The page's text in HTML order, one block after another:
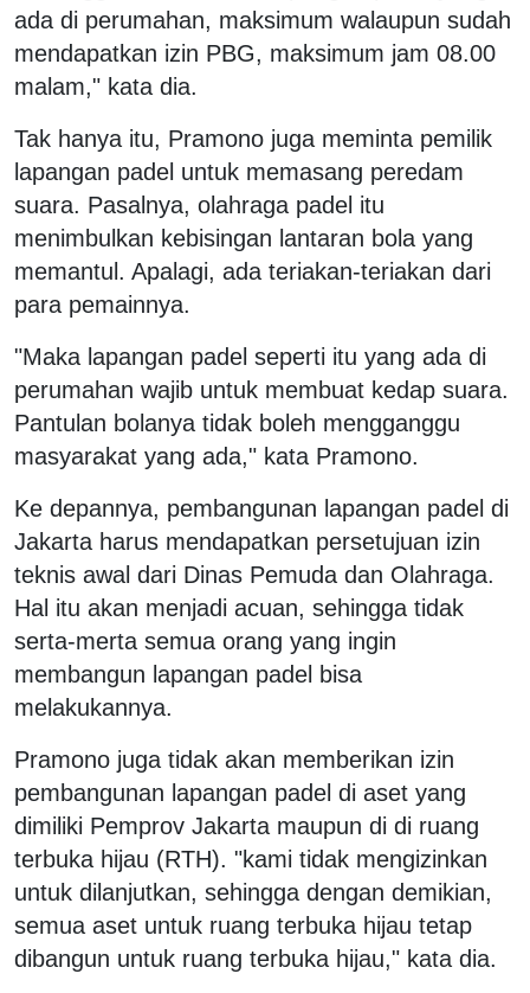
ada di perumahan, maksimum walaupun sudah
mendapatkan izin PBG, maksimum jam 08.00
malam," kata dia.
Tak hanya itu, Pramono juga meminta pemilik
lapangan padel untuk memasang peredam
suara. Pasalnya, olahraga padel itu
menimbulkan kebisingan lantaran bola yang
memantul. Apalagi, ada teriakan-teriakan dari
para pemainnya.
"Maka lapangan padel seperti itu yang ada di
perumahan wajib untuk membuat kedap suara.
Pantulan bolanya tidak boleh mengganggu
masyarakat yang ada," kata Pramono.
Ke depannya, pembangunan lapangan padel di
Jakarta harus mendapatkan persetujuan izin
teknis awal dari Dinas Pemuda dan Olahraga.
Hal itu akan menjadi acuan, sehingga tidak
serta-merta semua orang yang ingin
membangun lapangan padel bisa
melakukannya.
Pramono juga tidak akan memberikan izin
pembangunan lapangan padel di aset yang
dimiliki Pemprov Jakarta maupun di di ruang
terbuka hijau (RTH). "kami tidak mengizinkan
untuk dilanjutkan, sehingga dengan demikian,
semua aset untuk ruang terbuka hijau tetap
dibangun untuk ruang terbuka hijau," kata dia.